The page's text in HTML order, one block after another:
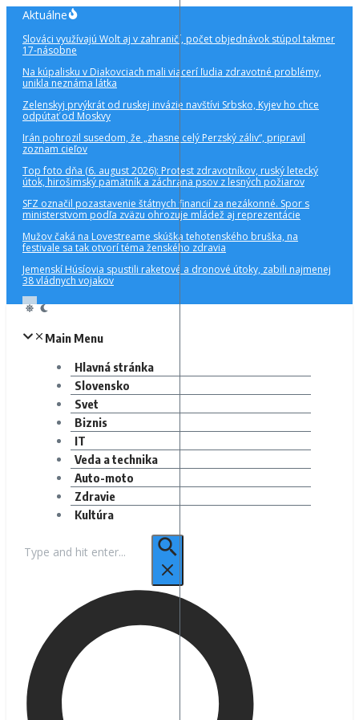
Preskočiť
obsah
Aktuálne
Slováci využívajú Wolt aj v zahraničí, počet objednávok stúpol takmer
17-násobne
Na kúpalisku v Diakovciach mali viacerí ľudia zdravotné problémy,
unikla neznáma látka
Zelenskyj prvýkrát od ruskej invázie navštívi Srbsko, Kyjev ho chce
odpútať od Moskvy
Irán pohrozil susedom, že „zhasne celý Perzský záliv“, pripravil
zoznam cieľov
Top foto dňa (6. august 2026): Protest zdravotníkov, ruský letecký
útok, hirošimský pamätník a záchrana psov z lesných požiarov
SFZ označil pozastavenie štátnych financií za nezákonné. Spor s
ministerstvom podľa zväzu ohrozuje mládež aj reprezentácie
Mužov čaká na Lovestreame skúška tehotenského bruška, na
festivale sa tak otvorí téma ženského zdravia
Jemenskí Húsíovia spustili raketové a dronové útoky, zabili najmenej
38 vládnych vojakov
Main Menu
Hlavná stránka
Slovensko
Svet
Biznis
IT
Veda a technika
Auto-moto
Zdravie
Kultúra